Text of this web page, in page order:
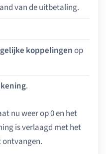
van de uitbetaling.
koppelingenop
.
nu weer op 0 en het
is verlaagd met het
ontvangen.